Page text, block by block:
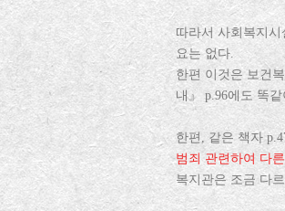
따라서 사회복지
요는 없다.
한편 이것은 보건
내』 p.96에도 똑
한편, 같은 책자
범죄 관련하여 다
복지관은 조금 다